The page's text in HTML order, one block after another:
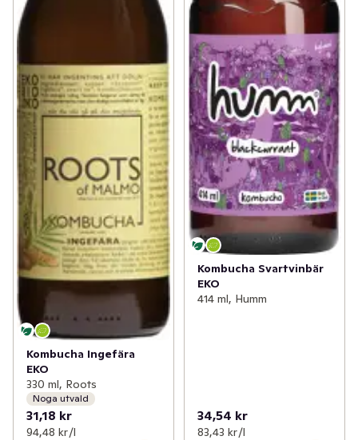
Kombucha Ingefära
EKO
330 ml, Roots
Noga utvald
31,18 kr
94,48 kr /l
Kombucha Svartvinbär
EKO
414 ml, Humm
34,54 kr
83,43 kr /l